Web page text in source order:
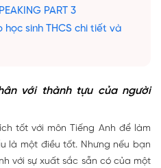
PART 3
học sinh THCS chi tiết và
với thành tựu của người
tốt với môn Tiếng Anh để làm
là một điều tốt. Nhưng nếu bạn
với sự xuất sắc sẵn có của một